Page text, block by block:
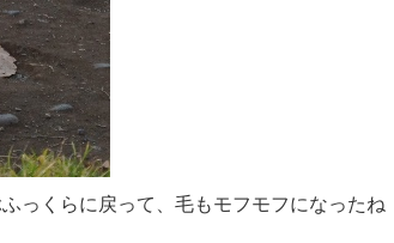
っくらに戻って、毛もモフモフになったね